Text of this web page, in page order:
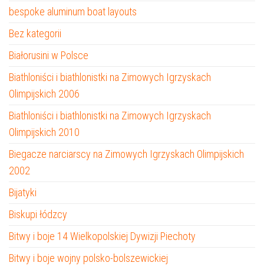
bespoke aluminum boat layouts
Bez kategorii
Białorusini w Polsce
Biathloniści i biathlonistki na Zimowych Igrzyskach
Olimpijskich 2006
Biathloniści i biathlonistki na Zimowych Igrzyskach
Olimpijskich 2010
Biegacze narciarscy na Zimowych Igrzyskach Olimpijskich
2002
Bijatyki
Biskupi łódzcy
Bitwy i boje 14 Wielkopolskiej Dywizji Piechoty
Bitwy i boje wojny polsko-bolszewickiej